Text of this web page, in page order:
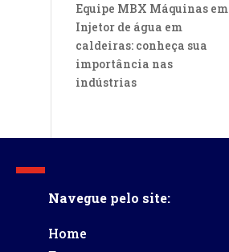
Equipe MBX Máquinas em
Injetor de água em
caldeiras: conheça sua
importância nas
indústrias
Navegue pelo site:
Home